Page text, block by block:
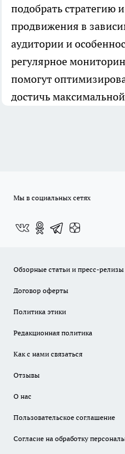
подобрать стратегию
продвижения в
аудитории и
регулярное
помогут
достичь
Мы в социальных сетях
Обзорные статьи и пресс-релизы
Договор оферты
Политика этики
Редакционная политика
Как с нами связаться
Отзывы
О нас
Пользовательское соглашение
Согласие на обработку